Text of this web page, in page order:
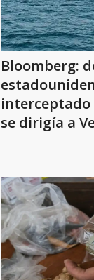
Bloomberg:
se dirigía a